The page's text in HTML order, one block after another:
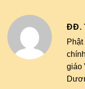
ĐĐ.
giáo